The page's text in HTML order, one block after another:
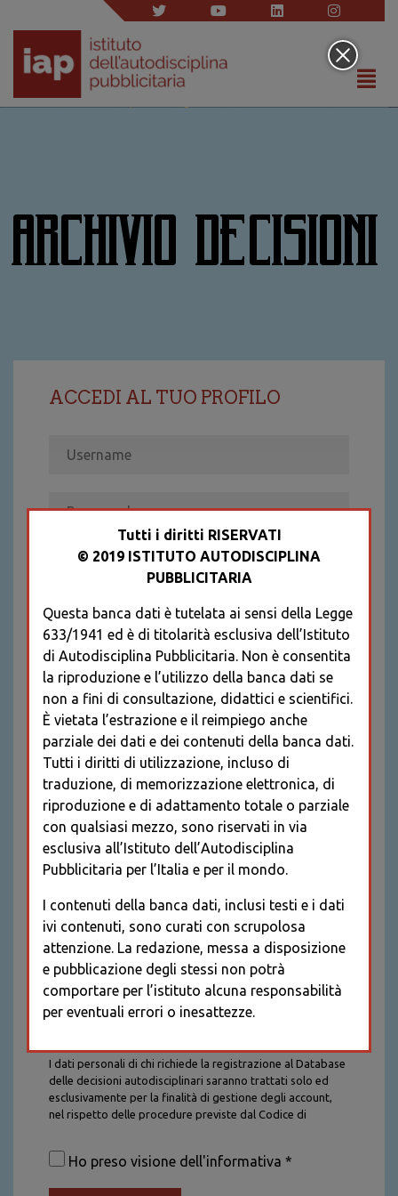
ARCHIVIO DECISIONI
ACCEDI AL TUO PROFILO
Recupera password
REGISTRATI
* I CAMPI CONTRASSEGNATI SONO
OBBLIGATORI
I dati personali di chi richiede la registrazione al Database
delle decisioni autodisciplinari saranno trattati solo ed
esclusivamente per la finalità di gestione degli account,
nel rispetto delle procedure previste dal Codice di
saranno trattati con tutte le cautele richieste dalla legge e
saranno conservati per la durata stabilita caso per caso
Ho preso visione dell'informativa *
Tutti i diritti RISERVATI
© 2019 ISTITUTO AUTODISCIPLINA
PUBBLICITARIA
Questa banca dati è tutelata ai sensi della Legge
633/1941 ed è di titolarità esclusiva dell’Istituto
di Autodisciplina Pubblicitaria. Non è consentita
la riproduzione e l’utilizzo della banca dati se
non a fini di consultazione, didattici e scientifici.
È vietata l’estrazione e il reimpiego anche
parziale dei dati e dei contenuti della banca dati.
Tutti i diritti di utilizzazione, incluso di
traduzione, di memorizzazione elettronica, di
riproduzione e di adattamento totale o parziale
con qualsiasi mezzo, sono riservati in via
esclusiva all’Istituto dell’Autodisciplina
Pubblicitaria per l’Italia e per il mondo.
I contenuti della banca dati, inclusi testi e i dati
ivi contenuti, sono curati con scrupolosa
attenzione. La redazione, messa a disposizione
e pubblicazione degli stessi non potrà
comportare per l’istituto alcuna responsabilità
per eventuali errori o inesattezze.